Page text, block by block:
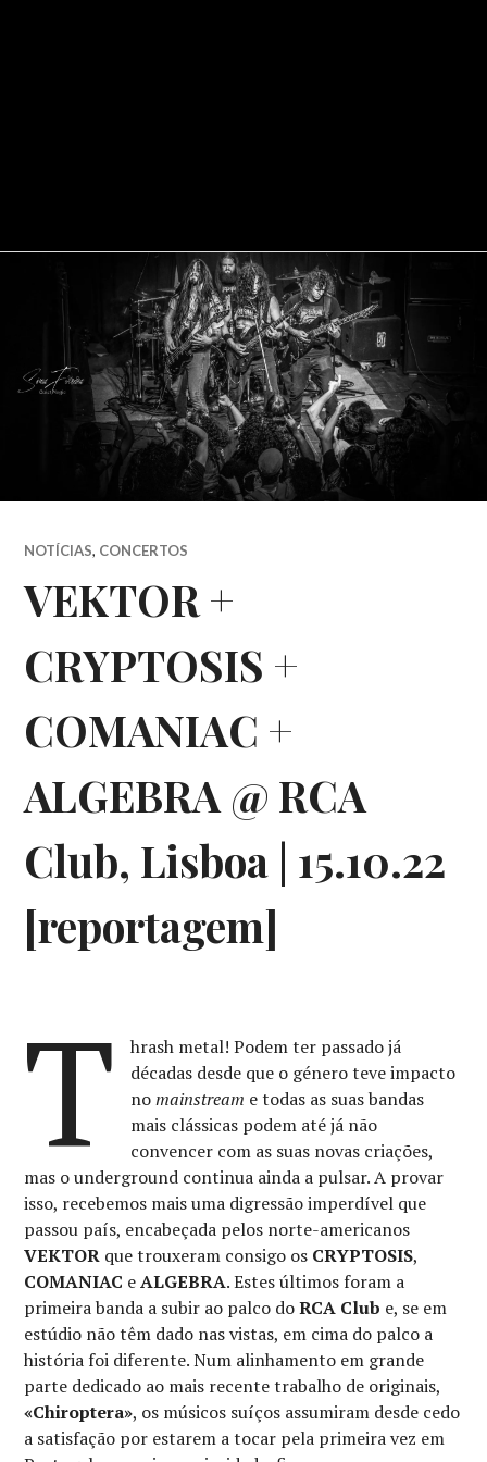
NOTÍCIAS, CONCERTOS
VEKTOR +
CRYPTOSIS +
COMANIAC +
ALGEBRA @ RCA
Club, Lisboa | 15.10.22
[reportagem]
T
hrash metal! Podem ter passado já
décadas desde que o género teve impacto
nomainstream e todas as suas bandas
mais clássicas podem até já não
convencer com as suas novas criações,
mas o underground continua ainda a pulsar. A provar
isso, recebemos mais uma digressão imperdível que
passou país, encabeçada pelos norte-americanos
VEKTOR que trouxeram consigo os CRYPTOSIS,
COMANIAC eALGEBRA. Estes últimos foram a
primeira banda a subir ao palco doRCA Club e, se em
estúdio não têm dado nas vistas, em cima do palco a
história foi diferente. Num alinhamento em grande
parte dedicado ao mais recente trabalho de originais,
«Chiroptera», os músicos suíços assumiram desde cedo
a satisfação por estarem a tocar pela primeira vez em